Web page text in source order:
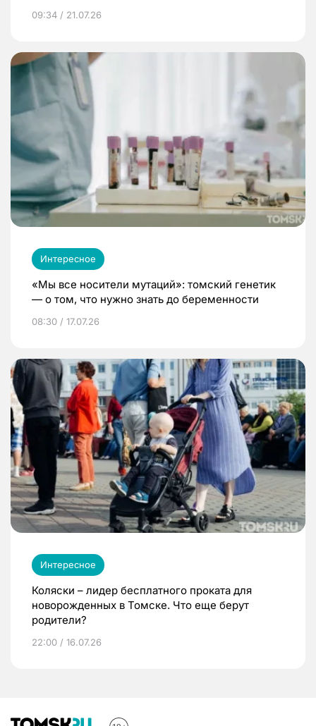
09:34 / 21.07.26
Интересное
«Мы все носители мутаций»: томский генетик
— о том, что нужно знать до беременности
08:30 / 17.07.26
Интересное
Коляски – лидер бесплатного проката для
новорожденных в Томске. Что еще берут
родители?
22:00 / 16.07.26